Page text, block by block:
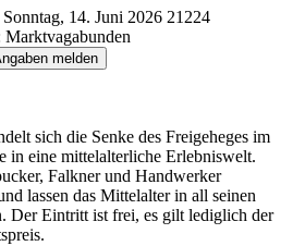
14. Juni 2026 21224
Marktvagabunden
melden
sich die Senke des Freigeheges im
in eine mittelalterliche Erlebniswelt.
Falkner und Handwerker
lassen das Mittelalter in all seinen
Der Eintritt ist frei, es gilt lediglich der